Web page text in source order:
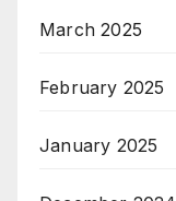
March 2025
February 2025
January 2025